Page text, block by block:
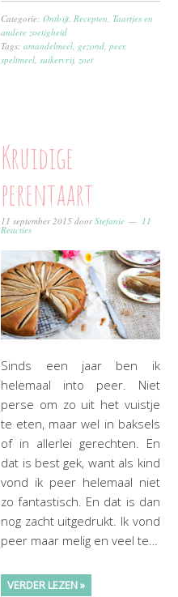
Categorie:Ontbijt,Recepten,Taartjes en
andere zoetigheid
Tags:amandelmeel, gezond,peer,
speltmeel,suikervrij,zoet
Kruidige
perentaart
11 september 2015 doorStefanie 11
Reacties
Sinds een jaar ben ik
helemaal into peer. Niet
perse om zo uit het vuistje
te eten, maar wel in baksels
of in allerlei gerechten. En
dat is best gek, want als kind
vond ik peer helemaal niet
zo fantastisch. En dat is dan
nog zacht uitgedrukt. Ik vond
peer maar melig en veel te…
VERDER LEZEN »